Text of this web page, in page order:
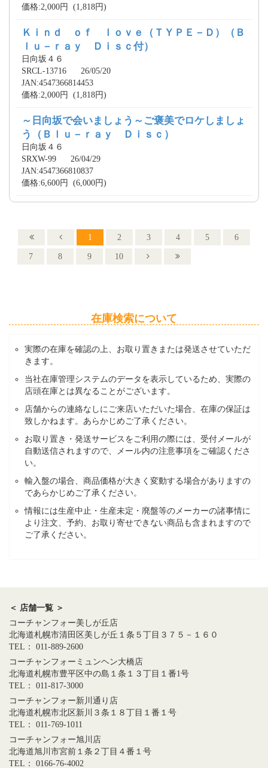
価格:2,000円 (1,818円)
Ｋｉｎｄ ｏｆ ｌｏｖｅ（ＴＹＰＥ－Ｄ）（Ｂ
ｌｕ－ｒａｙ Ｄｉｓｃ付）
日向坂４６
SRCL-13716 26/05/20
JAN:4547366814453
価格:2,000円 (1,818円)
～日向坂で会いましょう～ご褒美でロケしましょ
う（Ｂｌｕ－ｒａｙ Ｄｉｓｃ）
日向坂４６
SRXW-99 26/04/29
JAN:4547366810837
価格:6,600円 (6,000円)
1 2 3 4 5 6
7 8 9 10
在庫検索について
実際の在庫を確認の上、お取り置きまたは発送させていただ
きます。
当社在庫管理システムのデータを表示しているため、実際の
店頭在庫とは異なることがございます。
店舗からの連絡なしにご来店いただいた場合、在庫の保証は
致しかねます。あらかじめご了承ください。
お取り置き・発送サービスをご利用の際には、受付メールが
自動送信されますので、メール内の注意事項をご確認くださ
い。
輸入盤の場合、商品価格が大きく変動する場合がありますの
であらかじめご了承ください。
情報には生産中止・生産未定・廃盤等のメーカーの諸事情に
より注文、予約、お取り寄せできない商品も含まれますので
ご了承ください。
＜ 店舗一覧 ＞
コーチャンフォー美しが丘店
北海道札幌市清田区美しが丘１条５丁目３７５－１６０
TEL： 011-889-2600
コーチャンフォーミュンヘン大橋店
北海道札幌市豊平区中の島１条１３丁目１番1号
TEL： 011-817-3000
コーチャンフォー新川通り店
北海道札幌市北区新川３条１８丁目１番１号
TEL： 011-769-1011
コーチャンフォー旭川店
北海道旭川市宮前１条２丁目４番１号
TEL： 0166-76-4002